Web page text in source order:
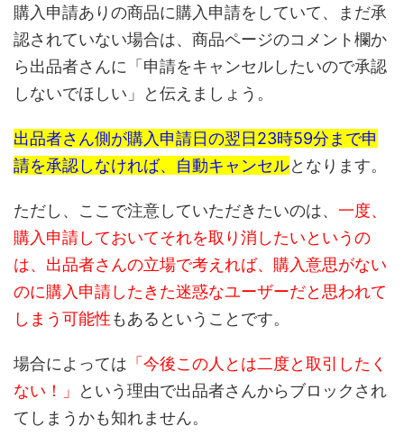
購入申請ありの商品に購入申請をしていて、まだ承
認されていない場合は、商品ページのコメント欄か
ら出品者さんに「申請をキャンセルしたいので承認
しないでほしい」と伝えましょう。
出品者さん側が購入申請日の翌日23時59分まで申
請を承認しなければ、自動キャンセルとなります。
ただし、ここで注意していただきたいのは、 一度、
購入申請しておいてそれを取り消したいというの
は、出品者さんの立場で考えれば、購入意思がない
のに購入申請したきた迷惑なユーザーだと思われて
しまう可能性もあるということです。
場合によっては 「今後この人とは二度と取引したく
ない！」
という理由で出品者さんからブロックされ
てしまうかも知れません。